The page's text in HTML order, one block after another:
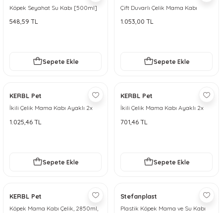
Köpek Seyahat Su Kabı [500ml]
548,59 TL
Sepete Ekle
Çift Duvarlı Çelik Mama Kabı
1.053,00 TL
Sepete Ekle
KERBL Pet
İkili Çelik Mama Kabı Ayaklı 2x
1.025,46 TL
Sepete Ekle
KERBL Pet
İkili Çelik Mama Kabı Ayaklı 2x
701,46 TL
Sepete Ekle
KERBL Pet
Köpek Mama Kabı Çelik, 2850ml,
Stefanplast
Plastik Köpek Mama ve Su Kabı